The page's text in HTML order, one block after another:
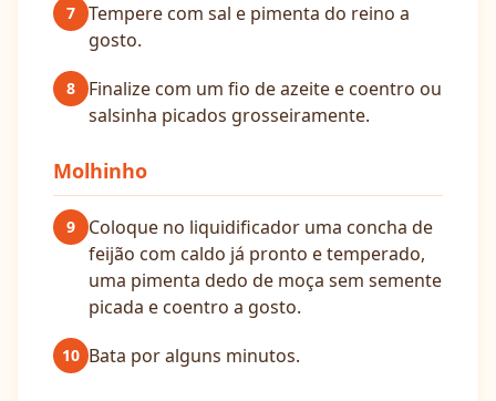
7
Tempere com sal e pimenta do reino a
gosto.
8
Finalize com um fio de azeite e coentro ou
salsinha picados grosseiramente.
Molhinho
9
Coloque no liquidificador uma concha de
feijão com caldo já pronto e temperado,
uma pimenta dedo de moça sem semente
picada e coentro a gosto.
10 Bata por alguns minutos.